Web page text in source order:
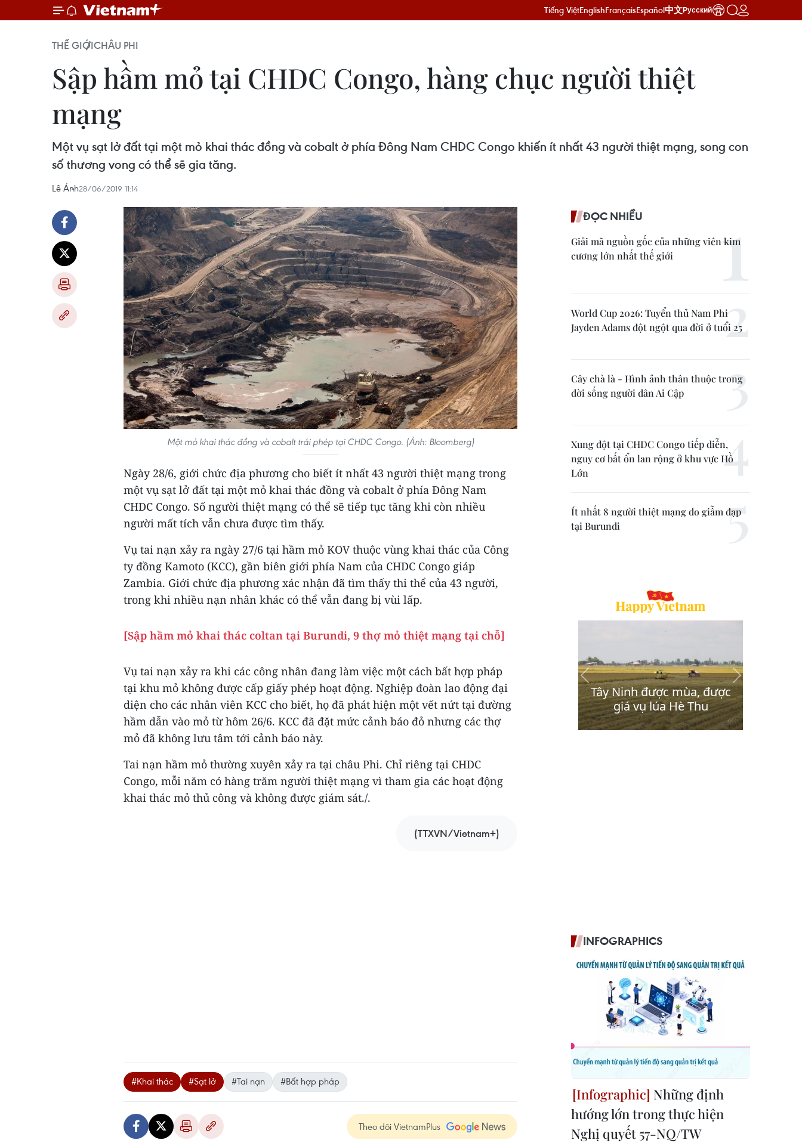
Tiếng ViệtEnglishFrançaisEspañol中文Русский
THẾ GIỚICHÂU PHI
Sập hầm mỏ tại CHDC Congo, hàng chục người thiệt
mạng
Một vụ sạt lở đất tại một mỏ khai thác đồng và cobalt ở phía Đông Nam CHDC Congo khiến ít nhất 43 người thiệt mạng, song con
số thương vong có thể sẽ gia tăng.
Lê Ánh28/06/2019 11:14
Một mỏ khai thác đồng và cobalt trái phép tại CHDC Congo. (Ảnh: Bloomberg)
Ngày 28/6, giới chức địa phương cho biết ít nhất 43 người thiệt mạng trong
một vụ sạt lở đất tại một mỏ khai thác đồng và cobalt ở phía Đông Nam
CHDC Congo. Số người thiệt mạng có thể sẽ tiếp tục tăng khi còn nhiều
người mất tích vẫn chưa được tìm thấy.
Vụ tai nạn xảy ra ngày 27/6 tại hầm mỏ KOV thuộc vùng khai thác của Công
ty đồng Kamoto (KCC), gần biên giới phía Nam của CHDC Congo giáp
Zambia. Giới chức địa phương xác nhận đã tìm thấy thi thể của 43 người,
trong khi nhiều nạn nhân khác có thể vẫn đang bị vùi lấp.
[Sập hầm mỏ khai thác coltan tại Burundi, 9 thợ mỏ thiệt mạng tại chỗ]
Vụ tai nạn xảy ra khi các công nhân đang làm việc một cách bất hợp pháp
tại khu mỏ không được cấp giấy phép hoạt động. Nghiệp đoàn lao động đại
diện cho các nhân viên KCC cho biết, họ đã phát hiện một vết nứt tại đường
hầm dẫn vào mỏ từ hôm 26/6. KCC đã đặt mức cảnh báo đỏ nhưng các thợ
mỏ đã không lưu tâm tới cảnh báo này.
Tai nạn hầm mỏ thường xuyên xảy ra tại châu Phi. Chỉ riêng tại CHDC
Congo, mỗi năm có hàng trăm người thiệt mạng vì tham gia các hoạt động
khai thác mỏ thủ công và không được giám sát./.
(TTXVN/Vietnam+)
#Khai thác #Sạt lở #Tai nạn #Bất hợp pháp
Theo dõi VietnamPlus
ĐỌC NHIỀU
Giải mã nguồn gốc của những viên kim
cương lớn nhất thế giới
World Cup 2026: Tuyển thủ Nam Phi
Jayden Adams đột ngột qua đời ở tuổi 25
Cây chà là - Hình ảnh thân thuộc trong
đời sống người dân Ai Cập
Xung đột tại CHDC Congo tiếp diễn,
nguy cơ bất ổn lan rộng ở khu vực Hồ
Lớn
Ít nhất 8 người thiệt mạng do giẫm đạp
tại Burundi
INFOGRAPHICS
Những định
hướng lớn trong thực hiện
Nghị quyết 57-NQ/TW